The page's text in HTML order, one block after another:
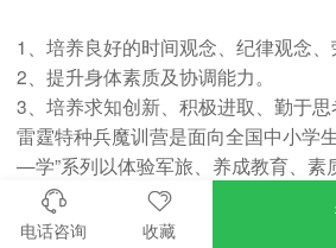
1、培养良好的时间观念、纪律观念、
2、提升身体素质及协调能力。
3、培养求知创新、积极进取、勤于思
雷霆特种兵魔训营是面向全国中小
—学”系列以体验军旅、养成教育、素
心智培养、科技游学为主题的体验式
霆夏令营以独特的课程体系和专业服
电话咨询 收藏